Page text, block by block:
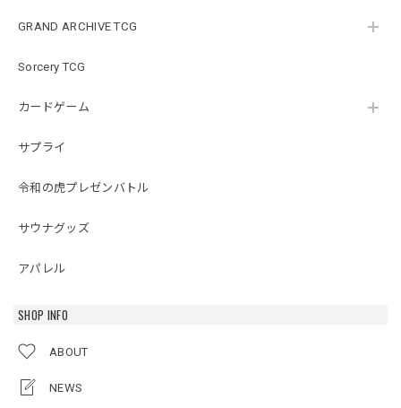
GRAND ARCHIVE TCG
Sorcery TCG
カードゲーム
サプライ
令和の虎プレゼンバトル
サウナグッズ
アパレル
SHOP INFO
ABOUT
NEWS